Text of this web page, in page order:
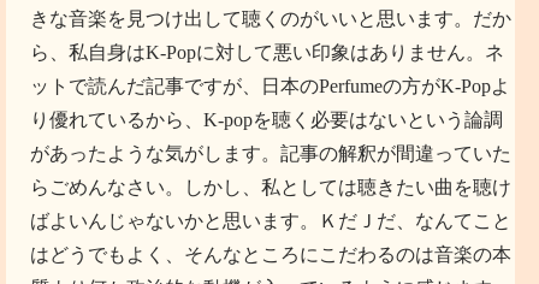
きな音楽を見つけ出して聴くのがいいと思います。だか
ら、私自身はK-Popに対して悪い印象はありません。ネ
ットで読んだ記事ですが、日本のPerfumeの方がK-Popよ
り優れているから、K-popを聴く必要はないという論調
があったような気がします。記事の解釈が間違っていた
らごめんなさい。しかし、私としては聴きたい曲を聴け
ばよいんじゃないかと思います。ＫだＪだ、なんてこと
はどうでもよく、そんなところにこだわるのは音楽の本